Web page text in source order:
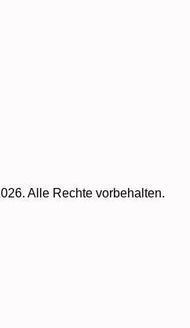
Alle Rechte vorbehalten.